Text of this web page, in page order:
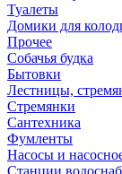
Туалеты
Домики для
Прочее
Собачья будка
Бытовки
Лестницы,
Стремянки
Сантехника
Фумленты
Насосы и
Станции